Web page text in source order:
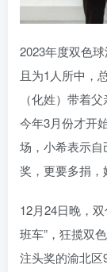
2023年度双色
且为1人所中，
（化姓）带着
今年3月份才开
场，小希表示
奖，更要多捐，
12月24日晚，
班车”，狂揽双
注头奖的渝北